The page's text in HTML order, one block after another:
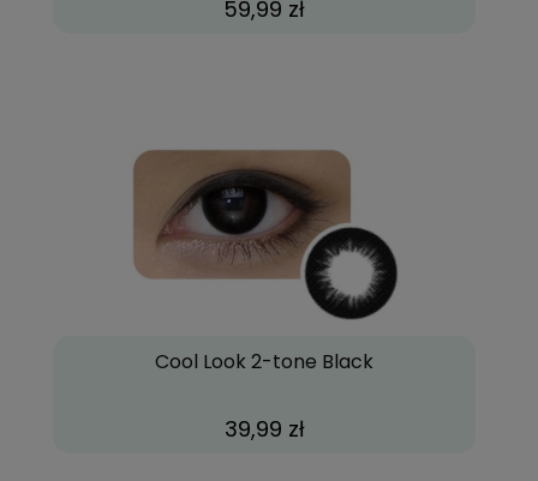
59,99 zł
Cool Look 2-tone Black
39,99 zł